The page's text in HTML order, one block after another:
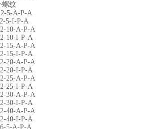
螺纹
5-A-P-A
5-I-P-A
10-A-P-A
10-I-P-A
15-A-P-A
15-I-P-A
20-A-P-A
20-I-P-A
25-A-P-A
25-I-P-A
30-A-P-A
30-I-P-A
40-A-P-A
40-I-P-A
5-A-P-A